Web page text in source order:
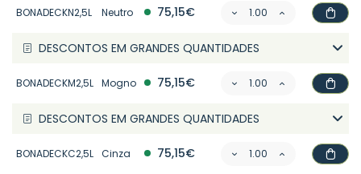
BONADECKN2,5L Neutro 75,15€
DESCONTOS EM GRANDES QUANTIDADES
BONADECKM2,5L Mogno 75,15€
DESCONTOS EM GRANDES QUANTIDADES
BONADECKC2,5L Cinza 75,15€